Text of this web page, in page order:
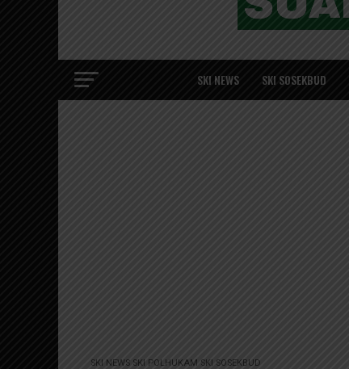
SKI NEWS SKI SOSEKBUD
SKI NEWS SKI POLHUKAM SKI SOSEKBUD